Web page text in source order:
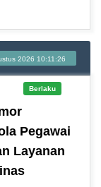
2026 10:11:26
Berlaku
Pegawai
Layanan